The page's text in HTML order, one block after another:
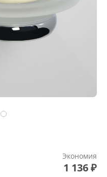
Экономия
1 136 ₽